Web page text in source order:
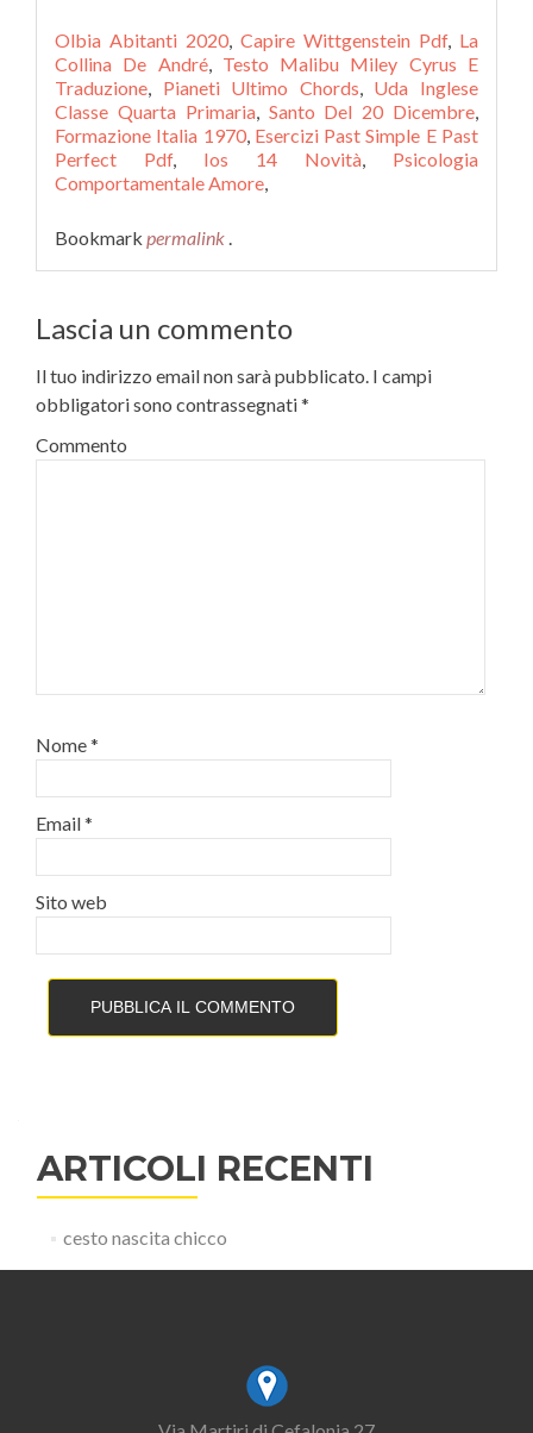
Olbia Abitanti 2020, Capire Wittgenstein Pdf, La
Collina De André, Testo Malibu Miley Cyrus E
Traduzione, Pianeti Ultimo Chords, Uda Inglese
Classe Quarta Primaria, Santo Del 20 Dicembre,
Formazione Italia 1970, Esercizi Past Simple E Past
Perfect Pdf, Ios 14 Novità, Psicologia
Comportamentale Amore,
Bookmark permalink .
Lascia un commento
Il tuo indirizzo email non sarà pubblicato. I campi
obbligatori sono contrassegnati*
Commento
Nome*
Email*
Sito web
ARTICOLI RECENTI
cesto nascita chicco